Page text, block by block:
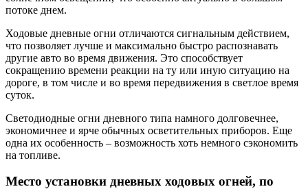
потоке днем.
Ходовые дневные огни отличаются сигнальным действием,
что позволяет лучше и максимально быстро распознавать
другие авто во время движения. Это способствует
сокращению времени реакции на ту или иную ситуацию на
дороге, в том числе и во время передвижения в светлое время
суток.
Светодиодные огни дневного типа намного долговечнее,
экономичнее и ярче обычных осветительных приборов. Еще
одна их особенность – возможность хоть немного сэкономить
на топливе.
Место установки дневных ходовых огней, по